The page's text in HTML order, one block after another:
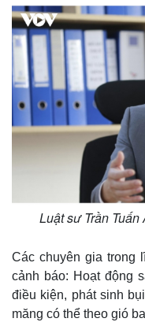
Tư vấn luật
Luật sư Trần
Các chuyên gia trong
cảnh báo: Hoạt động
điều kiện, phát sinh
măng có thể theo gió